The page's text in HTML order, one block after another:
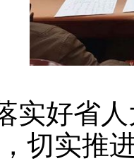
好省人
切实推